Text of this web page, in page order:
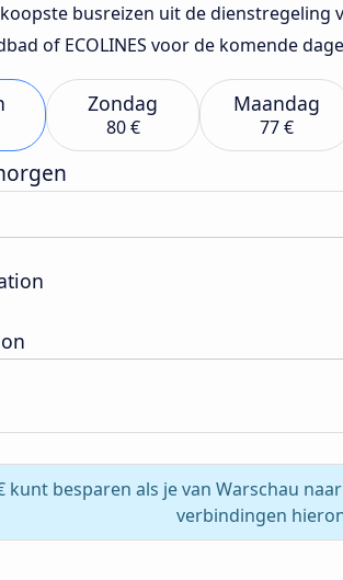
busreizen uit de
of ECOLINES voor de komende
Zondag
80 €
Maandag
77 €
kunt besparen als je van Warschau
verbindingen